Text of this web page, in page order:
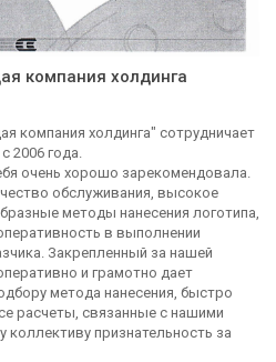
компания холдинга
холдинга" сотрудничает
2006 года.
очень хорошо зарекомендовала.
обслуживания, высокое
методы нанесения логотипа,
в выполнении
Закрепленный за нашей
и грамотно дает
метода нанесения, быстро
расчеты, связанные с нашими
признательность за